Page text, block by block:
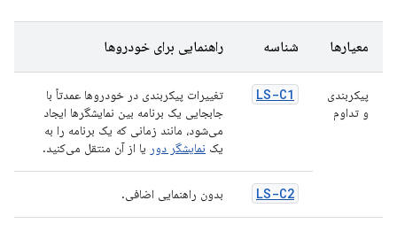
معیارها شناسه راهنمایی برای خودروها
پیکربندی
و تداوم
LS-C1
تغییرات پیکربندی در خودروها عمدتاً با
جابجایی یک برنامه بین نمایشگرها ایجاد
می‌شود، مانند زمانی که یک برنامه را به
یک نمایشگر دور یا از آن منتقل می‌کنید.
LS-C2 بدون راهنمایی اضافی.